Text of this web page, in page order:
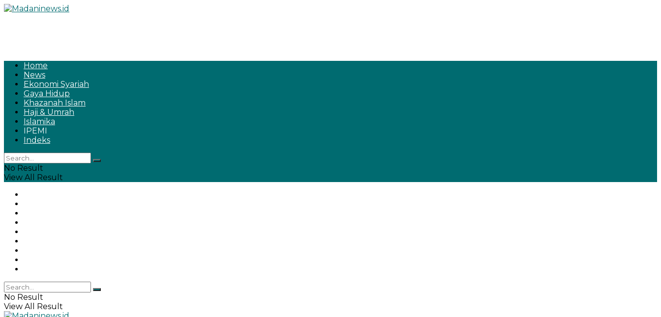
Home
News
Ekonomi Syariah
Gaya Hidup
Khazanah Islam
Haji & Umrah
Islamika
IPEMI
Indeks
No Result
View All Result
No Result
View All Result